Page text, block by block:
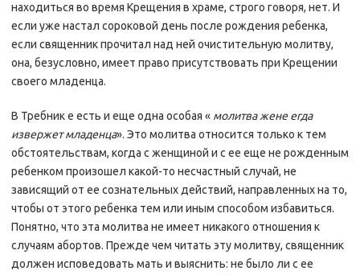
находиться во время Крещения в храме, строго говоря, нет. И
если уже настал сороковой день после рождения ребенка,
если священник прочитал над ней очистительную молитву,
она, безусловно, имеет право присутствовать при Крещении
своего младенца.
В Требник е есть и еще одна особая « молитва жене егда
извержет младенца». Это молитва относится только к тем
обстоятельствам, когда с женщиной и с ее еще не рожденным
ребенком произошел какой-то несчастный случай, не
зависящий от ее сознательных действий, направленных на то,
чтобы от этого ребенка тем или иным способом избавиться.
Понятно, что эта молитва не имеет никакого отношения к
случаям абортов. Прежде чем читать эту молитву, священник
должен исповедовать мать и выяснить: не было ли с ее